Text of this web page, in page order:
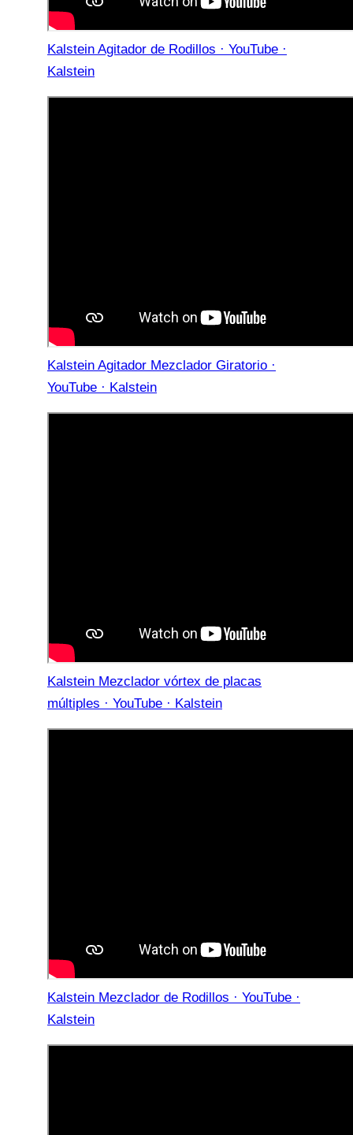
Kalstein Agitador de Rodillos · YouTube ·
Kalstein
Kalstein Agitador Mezclador Giratorio ·
YouTube · Kalstein
Kalstein Mezclador vórtex de placas
múltiples · YouTube · Kalstein
Kalstein Mezclador de Rodillos · YouTube ·
Kalstein